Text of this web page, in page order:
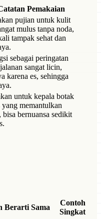
Pemakaian
pujian untuk kulit
mulus tanpa noda,
tampak sehat dan
sebagai peringatan
sangat licin,
karena es, sehingga
untuk kepala botak
memantulkan
bisa bernuansa sedikit
Berarti Sama
Contoh
Singkat